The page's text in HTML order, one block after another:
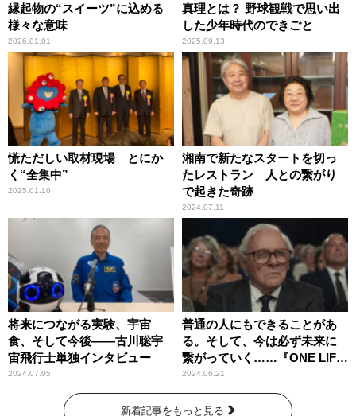
縁起物の“スイーツ”に込める
様々な意味
2026.01.01
真理とは？ 野球観戦で思い出
した少年時代のできごと
2025.09.13
慌ただしい取材現場 とにか
く“全集中”
2025.01.10
湘南で新たなスタートを切っ
たレストラン 人との繋がり
で起きた奇跡
2024.07.11
将来につながる実験、宇宙
食、そして今後――古川聡宇
宙飛行士単独インタビュー
2024.07.05
普通の人にもできることがあ
る。そして、今は必ず未来に
繋がっていく……『ONE LIFE
奇跡が繋いだ6000の命』
2024.06.21
新着記事をもっと見る